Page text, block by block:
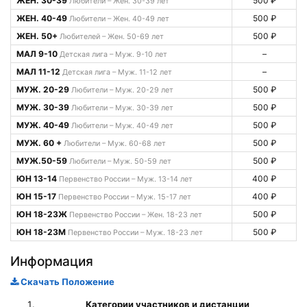
ЖЕН. 40-49 Любители – Жен. 40-49 лет
500 ₽
ЖЕН. 50+ Любителей – Жен. 50-69 лет
500 ₽
МАЛ 9-10 Детская лига – Муж. 9-10 лет
–
МАЛ 11-12 Детская лига – Муж. 11-12 лет
–
МУЖ. 20-29 Любители – Муж. 20-29 лет
500 ₽
МУЖ. 30-39 Любители – Муж. 30-39 лет
500 ₽
МУЖ. 40-49 Любители – Муж. 40-49 лет
500 ₽
МУЖ. 60 + Любители – Муж. 60-68 лет
500 ₽
МУЖ.50-59 Любители – Муж. 50-59 лет
500 ₽
ЮН 13-14 Первенство России – Муж. 13-14 лет
400 ₽
ЮН 15-17 Первенство России – Муж. 15-17 лет
400 ₽
ЮН 18-23Ж Первенство России – Жен. 18-23 лет
500 ₽
ЮН 18-23М Первенство России – Муж. 18-23 лет 500 ₽
Информация
Скачать Положение
Категории участников и дистанции